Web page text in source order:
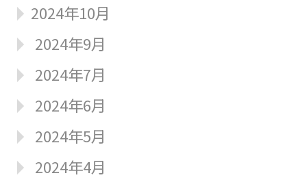
2024年10月
2024年9月
2024年7月
2024年6月
2024年5月
2024年4月